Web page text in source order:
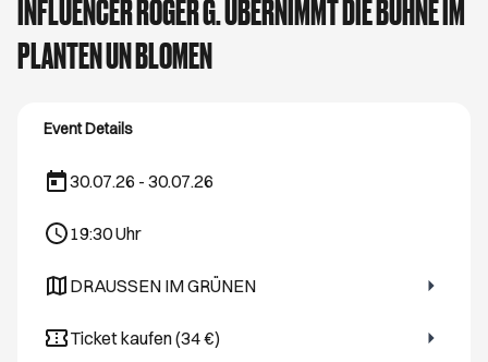
INFLUENCER ROGER G. ÜBERNIMMT DIE BÜHNE IM
PLANTEN UN BLOMEN
Event Details
30.07.26 - 30.07.26
19:30Uhr
DRAUSSEN IM GRÜNEN
Öffnet ein neues Browser-Tab
Ticket kaufen (34 €)
Öffnet ein neues Browser-Tab